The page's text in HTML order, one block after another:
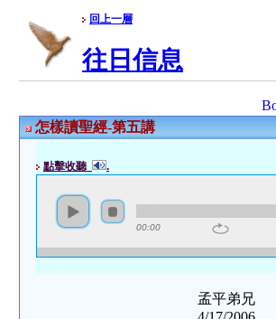
回上一層
往日信息
怎樣讀聖經-第五講
點擊收聽 .
00:00
孟平弟兄